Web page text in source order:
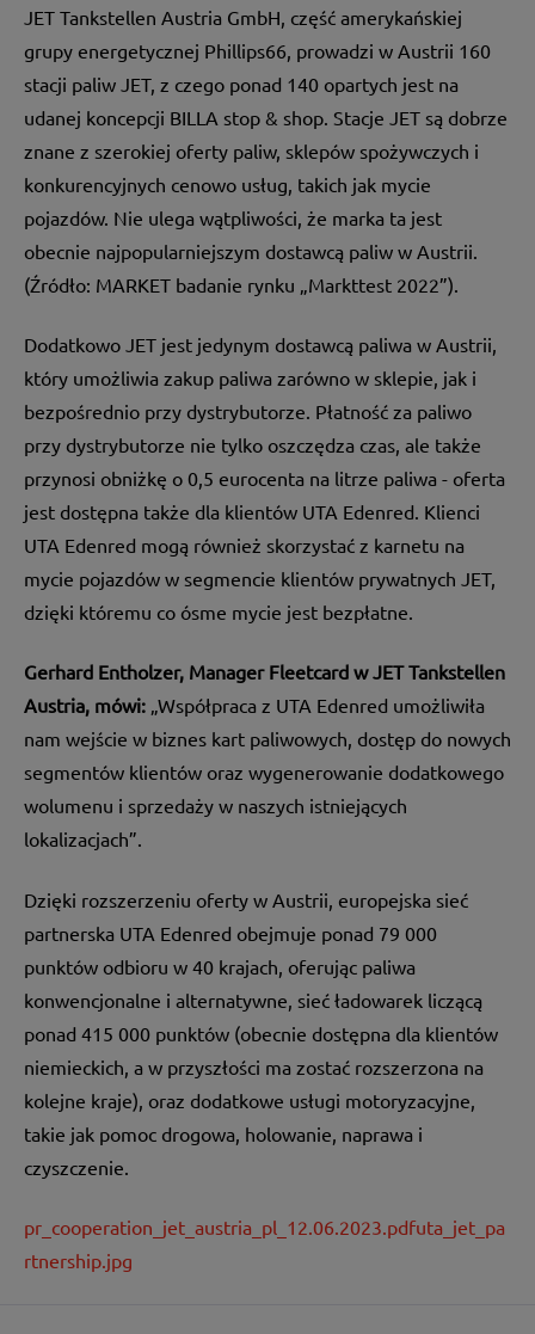
JET Tankstellen Austria GmbH, część amerykańskiej
grupy energetycznej Phillips66, prowadzi w Austrii 160
stacji paliw JET, z czego ponad 140 opartych jest na
udanej koncepcji BILLA stop & shop. Stacje JET są dobrze
znane z szerokiej oferty paliw, sklepów spożywczych i
konkurencyjnych cenowo usług, takich jak mycie
pojazdów. Nie ulega wątpliwości, że marka ta jest
obecnie najpopularniejszym dostawcą paliw w Austrii.
(Źródło: MARKET badanie rynku „Markttest 2022”).
Dodatkowo JET jest jedynym dostawcą paliwa w Austrii,
który umożliwia zakup paliwa zarówno w sklepie, jak i
bezpośrednio przy dystrybutorze. Płatność za paliwo
przy dystrybutorze nie tylko oszczędza czas, ale także
przynosi obniżkę o 0,5 eurocenta na litrze paliwa - oferta
jest dostępna także dla klientów UTA Edenred. Klienci
UTA Edenred mogą również skorzystać z karnetu na
mycie pojazdów w segmencie klientów prywatnych JET,
dzięki któremu co ósme mycie jest bezpłatne.
Gerhard Entholzer, Manager Fleetcard w JET Tankstellen
Austria, mówi: „Współpraca z UTA Edenred umożliwiła
nam wejście w biznes kart paliwowych, dostęp do nowych
segmentów klientów oraz wygenerowanie dodatkowego
wolumenu i sprzedaży w naszych istniejących
lokalizacjach”.
Dzięki rozszerzeniu oferty w Austrii, europejska sieć
partnerska UTA Edenred obejmuje ponad 79 000
punktów odbioru w 40 krajach, oferując paliwa
konwencjonalne i alternatywne, sieć ładowarek liczącą
ponad 415 000 punktów (obecnie dostępna dla klientów
niemieckich, a w przyszłości ma zostać rozszerzona na
kolejne kraje), oraz dodatkowe usługi motoryzacyjne,
takie jak pomoc drogowa, holowanie, naprawa i
czyszczenie.
pr_cooperation_jet_austria_pl_12.06.2023.pdfuta_jet_pa
rtnership.jpg